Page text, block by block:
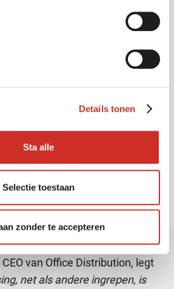
Details tonen
Sta alle
Selectie toestaan
zonder te accepteren
van Office Distribution, legt
net als andere ingrepen, is